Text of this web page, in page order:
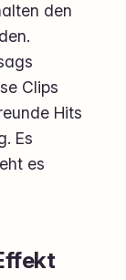
den
Clips
Hits
Es
es